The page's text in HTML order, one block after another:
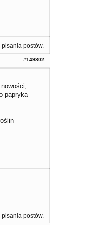
pisania postów.
#149802
papryka
pisania postów.